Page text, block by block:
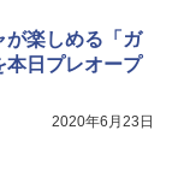
が楽しめる「ガ
本日プレオープ
2020年6月23日